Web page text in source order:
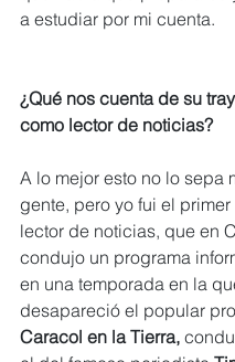
a estudiar por mi cuenta.
¿Qué nos cuenta de su
como lector de noticias?
A lo mejor esto no lo sepa
gente, pero yo fui el primer
lector de noticias, que en
condujo un programa
en una temporada en la
desapareció el popular
Caracol en la Tierra,